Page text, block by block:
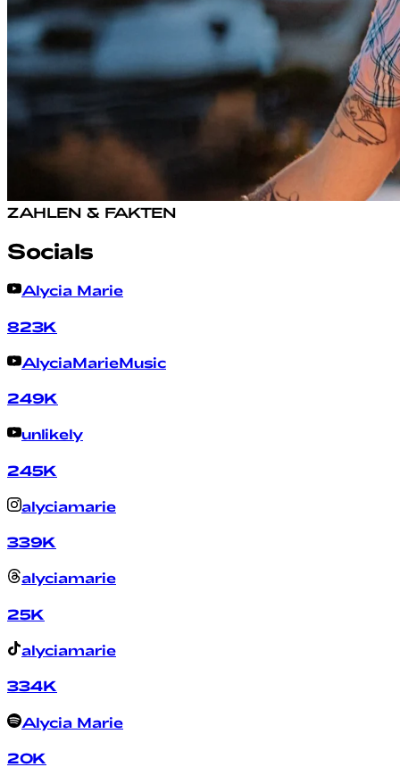
ZAHLEN & FAKTEN
Socials
Alycia Marie
823K
AlyciaMarieMusic
249K
unlikely
245K
alyciamarie
339K
alyciamarie
25K
alyciamarie
334K
Alycia Marie
20K